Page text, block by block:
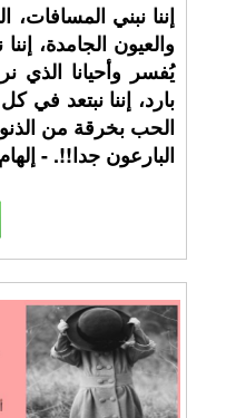
إننا نبني المسافات،
والعيون الجامدة،
يُفسر وأحيانا الذي
بارد، إننا نبتعد
الحب بخرقة من
البارعون جدا!!. -